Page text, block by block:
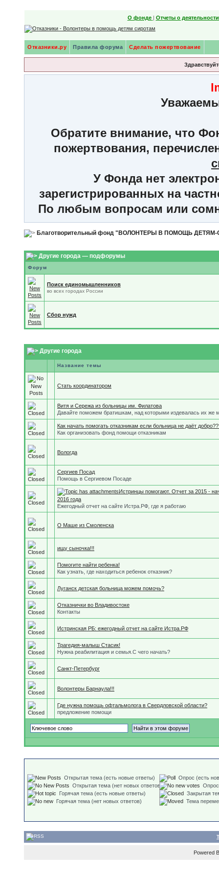
О фонде | Отчеты о
Отказники.ру Правила форума Сделать пожертвование
Обратите внимание, что
пожертвования,
У Фонда нет
зарегистрированных на
По любым вопросам или
Благотворительный фонд "ВОЛОНТЕРЫ В ПОМОЩЬ
Другие города — подфорумы
Форум
Поиск единомышленников
во всех городах России
Сбор нужд
Другие города
Название темы
Стать координатором
Витя и Сережа из больницы им. Филатова
Давайте поможем братишкам, над которыми издевалась их же
Как начать помогать отказникам если больница не даёт
Как организовать фонд помощи отказникам
Вологда
Сергиев Посад
Помощь в Сергиевом Посаде
Истринцы помогают. Отчет за 2015 -
2016 года
Ежегодный отчет на сайте Истра.РФ, где я работаю
О Маше из Смоленска
ищу сыночка!!!
Помогите найти ребенка!
Как узнать, где находиться ребенок отказник?
Луганск детская больница можем помочь?
Отказнички во Владивостоке
Контакты
Истринская РБ: ежегодный отчет на сайте Истра.РФ
Трагедия-малыш Стасик!
Нужна реабилитация и семья.С чего начать?
Санкт-Петербург
Волонтеры Барнаула!!!
Где нужна помощь офтальмолога в Свердловской области?
предложение помощи
Открытая тема (есть новые ответы)
Открытая тема (нет новых ответов)
Горячая тема (есть новые ответы)
Горячая тема (нет новых ответов)
Опрос (есть
Опрос
Закрытая
Тема
Powered